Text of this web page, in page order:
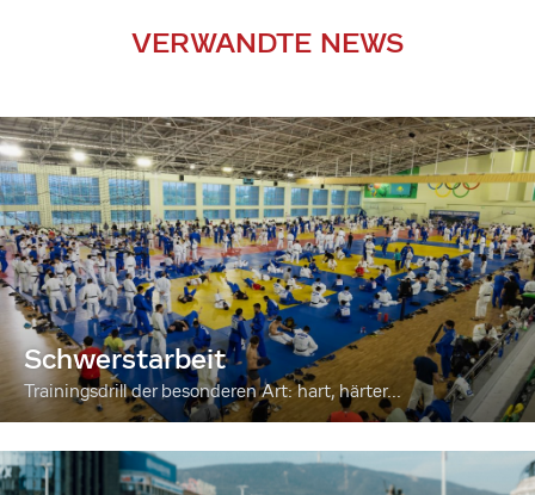
VERWANDTE NEWS
Schwerstarbeit
Trainingsdrill der besonderen Art: hart, härter...